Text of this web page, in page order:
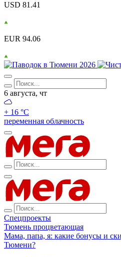
USD 81.41
EUR 94.06
6 августа, чт
+ 16 °С
переменная облачность
Спецпроекты
Тюмень процветающая
Мама, папа, я: какие бонусы и
Тюмени?